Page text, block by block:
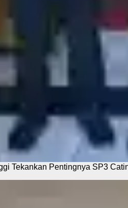
Tekankan Pentingnya SP3